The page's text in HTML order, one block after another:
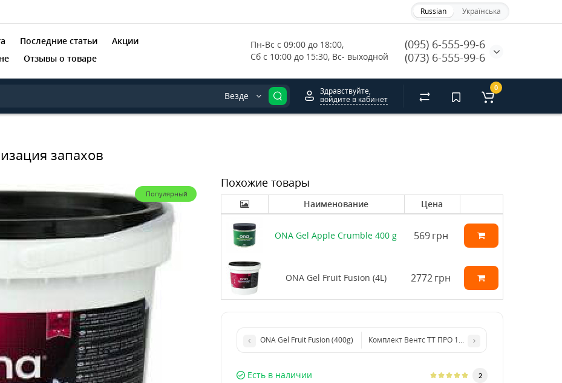
Russian Українська
Пн-Вс с 09:00 до 18:00,
Сб с 10:00 до 15:30, Вс- выходной
(095) 6-555-99-6
(073) 6-555-99-6
Последние статьи
Акции
Отзывы о товаре
Везде
Здравствуйте,
войдите в кабинет
0
запахов
Популярный
Похожие товары
Наименование Цена
ONA Gel Apple Crumble 400 g 569 грн
ONA Gel Fruit Fusion (4L) 2772грн
ONA Gel Fruit Fusion (400g) Комплект Вентс ТТ ПРО 150 + Фильтр угольный
Есть в наличии 2